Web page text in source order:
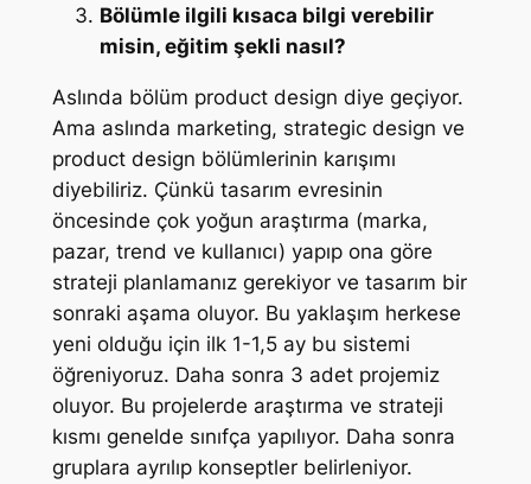
Bölümle ilgili kısaca bilgi verebilir
misin, eğitim şekli nasıl?
Aslında bölüm product design diye geçiyor.
Ama aslında marketing, strategic design ve
product design bölümlerinin karışımı
diyebiliriz. Çünkü tasarım evresinin
öncesinde çok yoğun araştırma (marka,
pazar, trend ve kullanıcı) yapıp ona göre
strateji planlamanız gerekiyor ve tasarım bir
sonraki aşama oluyor. Bu yaklaşım herkese
yeni olduğu için ilk 1-1,5 ay bu sistemi
öğreniyoruz. Daha sonra 3 adet projemiz
oluyor. Bu projelerde araştırma ve strateji
kısmı genelde sınıfça yapılıyor. Daha sonra
gruplara ayrılıp konseptler belirleniyor.